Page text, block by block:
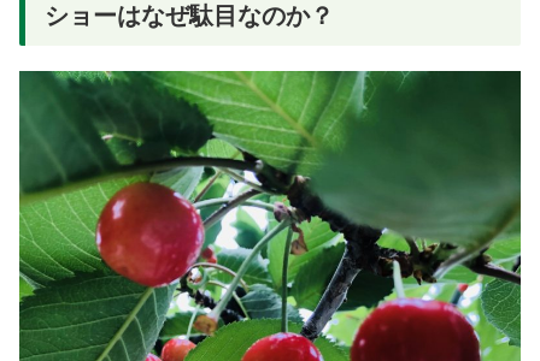
ショーはなぜ駄目なのか？